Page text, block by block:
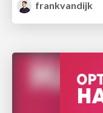
frankvandijk